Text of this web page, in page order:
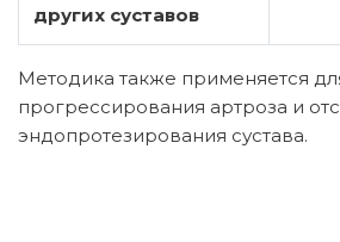
других суставов
Методика также применяется
прогрессирования артроза и
эндопротезирования сустава.